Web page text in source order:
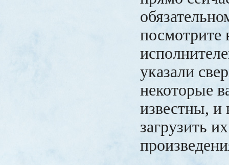
посмотрите
указали
некоторые
известны, и
загрузить